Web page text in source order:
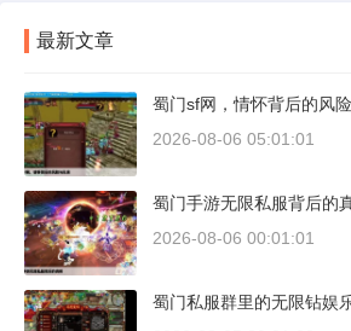
最新文章
蜀门sf网，情怀背后的风
2026-08-06 05:01:01
蜀门手游无限私服背后的
2026-08-06 00:01:01
蜀门私服群里的无限钻娱